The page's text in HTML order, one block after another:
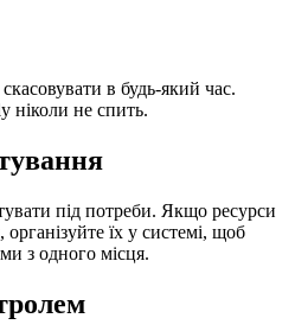
в будь-який час.
ніколи не спить.
під потреби. Якщо ресурси
організуйте їх у системі, щоб
з одного місця.